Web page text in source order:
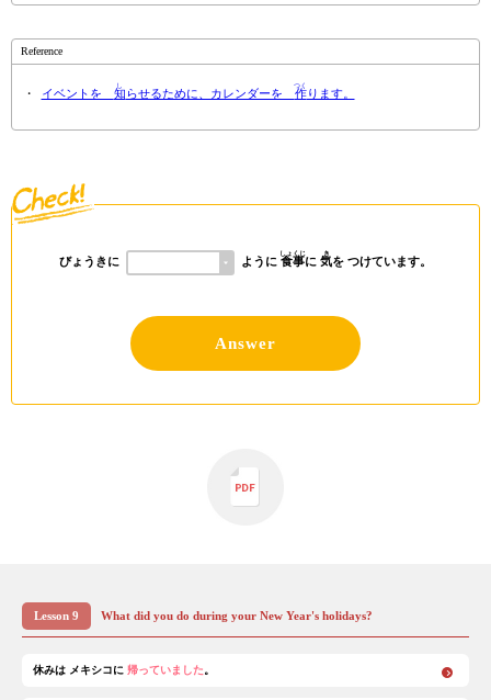
Reference
イベントを 知
し
らせるために、カレンダーを 作
つく
ります。
びょうきに ように 食事
しょくじ
に 気
き
を つけています。
Answer
Lesson 9 What did you do during your New Year's holidays?
休みは メキシコに 帰っていました。